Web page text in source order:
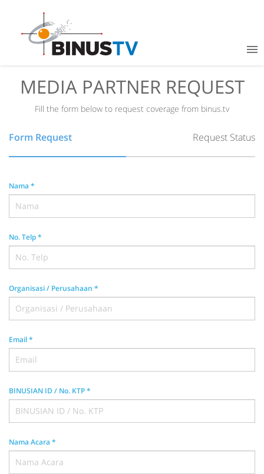
MEDIA PARTNER REQUEST
Fill the form below to request coverage from binus.tv
Form Request Request Status
Nama *
No. Telp*
Organisasi / Perusahaan *
Email*
BINUSIAN ID / No. KTP*
Nama Acara *